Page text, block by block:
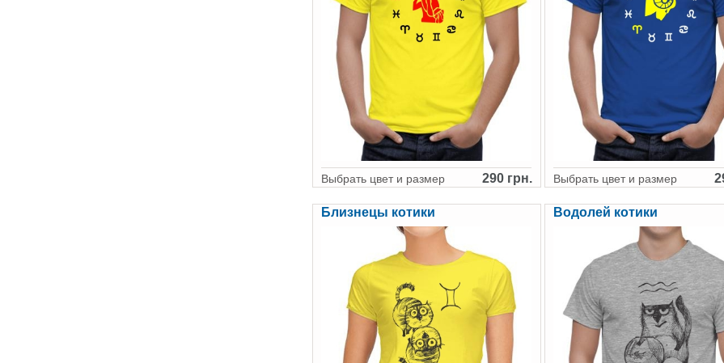
Выбрать цвет и размер 290 грн. Выбрать цвет и размер
Близнецы котики Водолей котики